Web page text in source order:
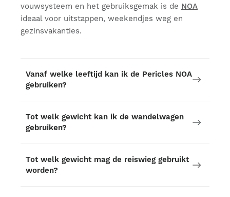
vouwsysteem en het gebruiksgemak is de NOA
ideaal voor uitstappen, weekendjes weg en
gezinsvakanties.
Vanaf welke leeftijd kan ik de Pericles NOA
gebruiken?
Tot welk gewicht kan ik de wandelwagen
gebruiken?
Tot welk gewicht mag de reiswieg gebruikt
worden?